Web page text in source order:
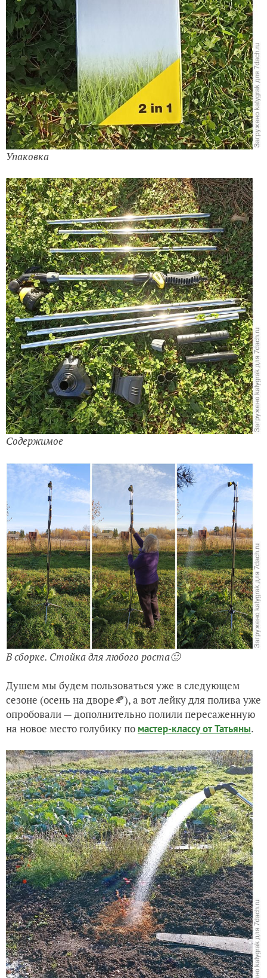
Упаковка
Содержимое
В сборке. Стойка для любого роста🙂
Душем мы будем пользоваться уже в следующем
сезоне (осень на дворе🍂), а вот лейку для полива уже
опробовали — дополнительно полили пересаженную
на новое место голубику по мастер-классу от Татьяны.